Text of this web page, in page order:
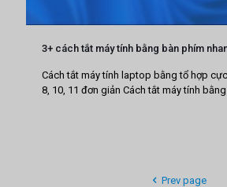
3+ cách tắt máy tính bằng bàn phím
Cách tắt máy tính laptop bằng tổ hợp
8, 10, 11 đơn giản Cách tắt máy tính
Prev page